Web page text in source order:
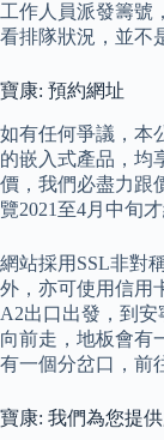
工作人員派發籌號
看排隊狀況，並不
寶康: 預約網址
如有任何爭議，本
的嵌入式產品，均
價，我們必盡力跟
覽2021至4月中旬
網站採用SSL非對
外，亦可使用信用
A2出口出發，到安
向前走，地板會有
有一個分岔口，前
寶康: 我們為您提